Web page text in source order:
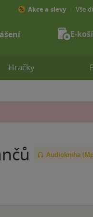
Audiokniha
Hračky
Akce a slevy Vše
E-